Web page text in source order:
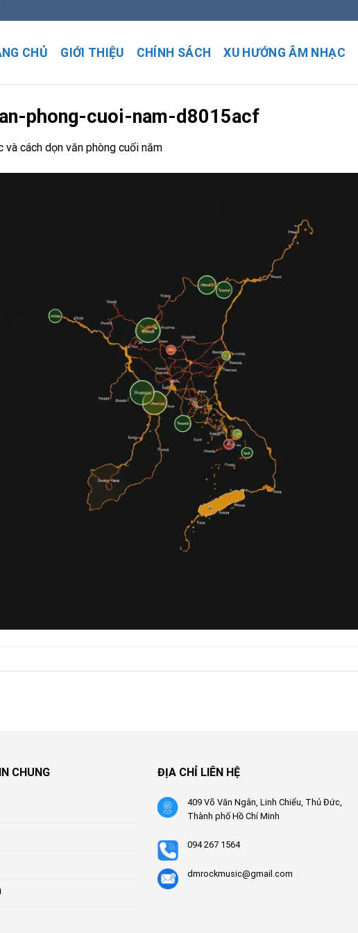
CHỦ GIỚI THIỆU CHÍNH SÁCH XU HƯỚNG ÂM NHẠC
phong-cuoi-nam-d8015acf
và cách dọn văn phòng cuối năm
CHUNG ĐỊA CHỈ LIÊN HỆ
409 Võ Văn Ngân, Linh Chiểu, Thủ Đức,
Thành phố Hồ Chí Minh
094 267 1564
dmrockmusic@gmail.com